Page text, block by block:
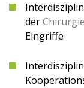
derChirurgie
Eingriffe